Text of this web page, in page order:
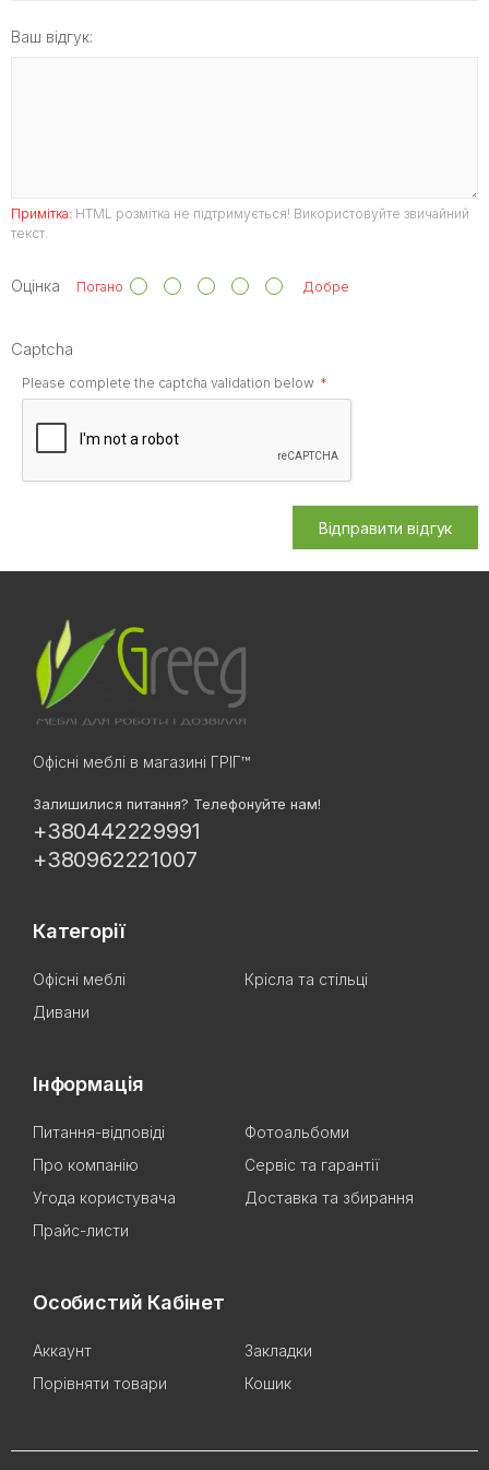
Ваш відгук:
Примітка: HTML розмітка не підтримується! Використовуйте звичайний
текст.
Оцінка Погано Добре
Captcha
Please complete the captcha validation below
Відправити відгук
Офісні меблі в магазині ГРІГ™
Залишилися питання? Телефонуйте нам!
+380442229991
+380962221007
Категорії
Офісні меблі
Крісла та стільці
Дивани
Інформація
Питання-відповіді
Фотоальбоми
Про компанію
Сервіс та гарантії
Угода користувача
Доставка та збирання
Прайс-листи
Особистий Кабінет
Аккаунт
Закладки
Порівняти товари
Кошик